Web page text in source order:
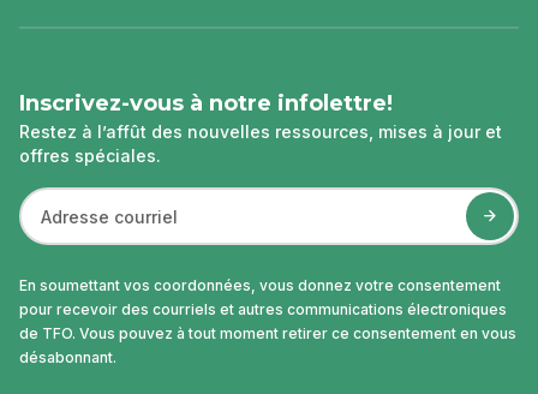
page
Inscrivez-vous à notre infolettre!
Restez à l’affût des nouvelles ressources, mises à jour et
offres spéciales.
En soumettant vos coordonnées, vous donnez votre consentement
pour recevoir des courriels et autres communications électroniques
de TFO. Vous pouvez à tout moment retirer ce consentement en vous
désabonnant.